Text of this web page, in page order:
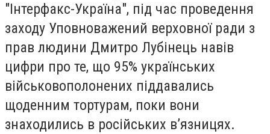
"Інтерфакс-Україна", під час проведення
заходу Уповноважений верховної ради з
прав людини Дмитро Лубінець навів
цифри про те, що 95% українських
військовополонених піддавались
щоденним тортурам, поки вони
знаходились в російських в’язницях.